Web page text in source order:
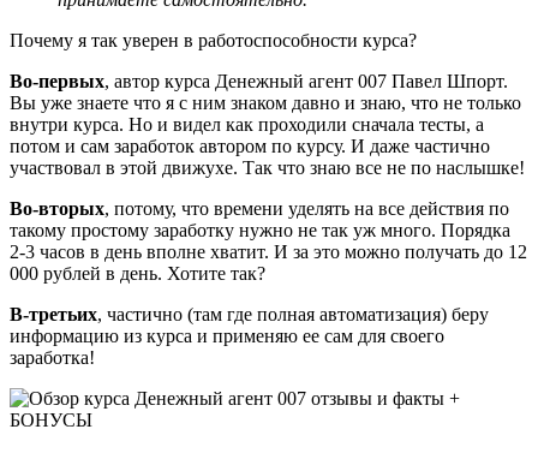
Почему я так уверен в работоспособности курса?
Во-первых, автор курса Денежный агент 007 Павел Шпорт.
Вы уже знаете что я с ним знаком давно и знаю, что не только
внутри курса. Но и видел как проходили сначала тесты, а
потом и сам заработок автором по курсу. И даже частично
участвовал в этой движухе. Так что знаю все не по наслышке!
Во-вторых, потому, что времени уделять на все действия по
такому простому заработку нужно не так уж много. Порядка
2-3 часов в день вполне хватит. И за это можно получать до 12
000 рублей в день. Хотите так?
В-третьих, частично (там где полная автоматизация) беру
информацию из курса и применяю ее сам для своего
заработка!